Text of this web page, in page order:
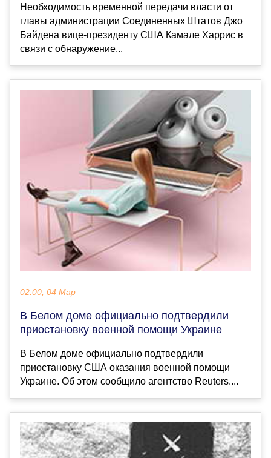
Необходимость временной передачи власти от
главы администрации Соединенных Штатов Джо
Байдена вице-президенту США Камале Харрис в
связи с обнаружение...
02:00, 04 Мар
В Белом доме официально подтвердили
приостановку военной помощи Украине
В Белом доме официально подтвердили
приостановку США оказания военной помощи
Украине. Об этом сообщило агентство Reuters....